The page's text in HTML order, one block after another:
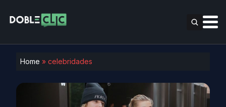
Home » celebridades